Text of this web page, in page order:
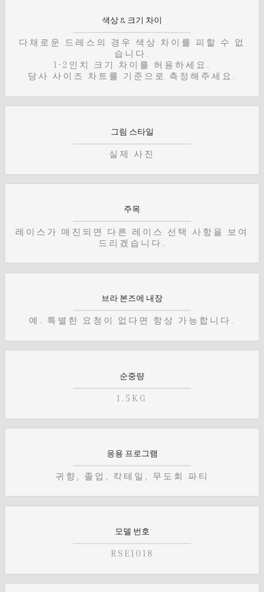
색상 & 크기 차이
다채로운 드레스의 경우 색상 차이를 피할 수 없
습니다.
1-2인치 크기 차이를 허용하세요.
당사 사이즈 차트를 기준으로 측정해주세요.
그림 스타일
실제 사진
주목
레이스가 매진되면 다른 레이스 선택 사항을 보여
드리겠습니다.
브라 본즈에 내장
예. 특별한 요청이 없다면 항상 가능합니다.
순중량
1.5KG
응용 프로그램
귀향, 졸업, 칵테일, 무도회 파티
모델 번호
RSE1018